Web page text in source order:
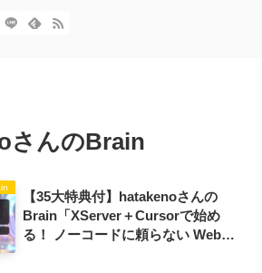
さんのBrain
【35大特典付】hatakenoさんの
Brain「XServer＋Cursorで始め
る！ ノーコードに頼らない Webア